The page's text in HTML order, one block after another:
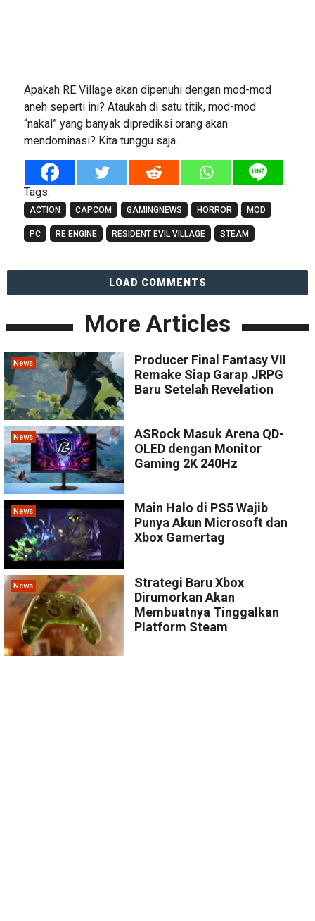
Apakah RE Village akan dipenuhi dengan mod-mod
aneh seperti ini? Ataukah di satu titik, mod-mod
“nakal” yang banyak diprediksi orang akan
mendominasi? Kita tunggu saja.
Tags:
ACTION CAPCOM GAMINGNEWS HORROR MOD
PC RE ENGINE RESIDENT EVIL VILLAGE STEAM
LOAD COMMENTS
More Articles
News
Producer Final Fantasy VII
Remake Siap Garap JRPG
Baru Setelah Revelation
News
ASRock Masuk Arena QD-
OLED dengan Monitor
Gaming 2K 240Hz
News
Main Halo di PS5 Wajib
Punya Akun Microsoft dan
Xbox Gamertag
News
Strategi Baru Xbox
Dirumorkan Akan
Membuatnya Tinggalkan
Platform Steam